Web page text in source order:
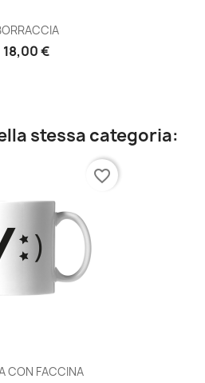
18,00 €
stessa categoria:
CON FACCINA
favorite_border